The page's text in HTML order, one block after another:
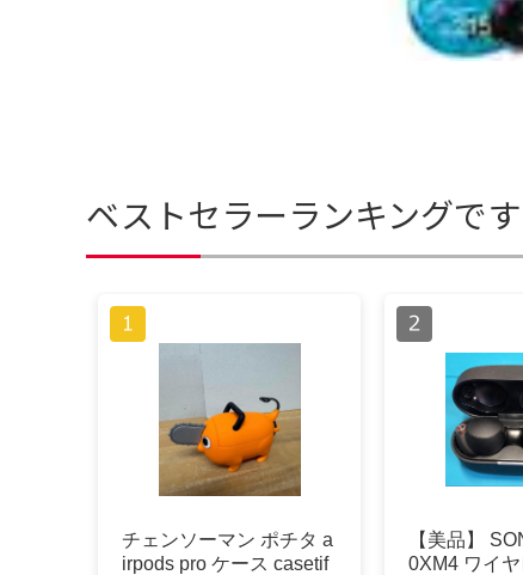
ベストセラーランキングです
チェンソーマン ポチタ a
irpods pro ケース casetif
【美品】
0XM4 ワイ